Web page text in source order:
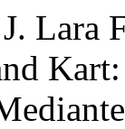
Lara